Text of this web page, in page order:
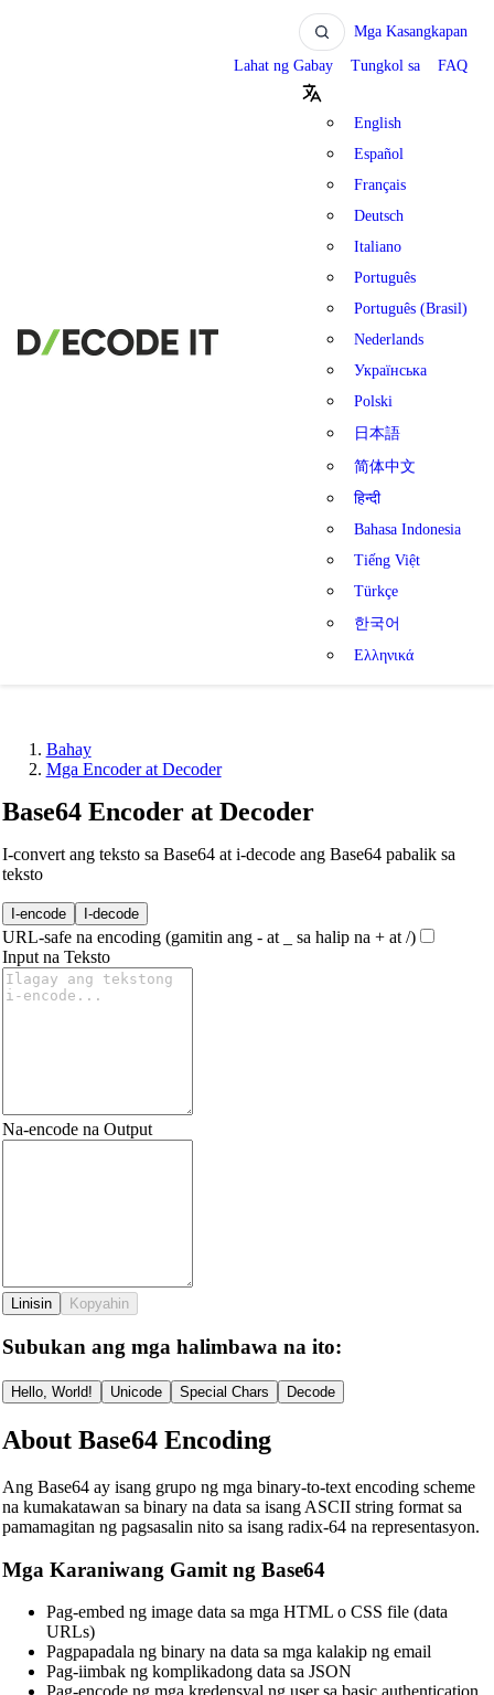
Mga Kasangkapan
Lahat ng Gabay Tungkol sa FAQ
English
Español
Français
Deutsch
Italiano
Português
Português (Brasil)
Nederlands
Українська
Polski
日本語
简体中文
हिन्दी
Bahasa Indonesia
Tiếng Việt
Türkçe
한국어
Ελληνικά
Bahay
Mga Encoder at Decoder
Base64 Encoder at Decoder
I-convert ang teksto sa Base64 at i-decode ang Base64 pabalik sa
teksto
I-encode I-decode
URL-safe na encoding (gamitin ang - at _ sa halip na + at /)
Input na Teksto
Na-encode na Output
Linisin Kopyahin
Subukan ang mga halimbawa na ito:
Hello, World! Unicode Special Chars Decode
About Base64 Encoding
Ang Base64 ay isang grupo ng mga binary-to-text encoding scheme
na kumakatawan sa binary na data sa isang ASCII string format sa
pamamagitan ng pagsasalin nito sa isang radix-64 na representasyon.
Mga Karaniwang Gamit ng Base64
Pag-embed ng image data sa mga HTML o CSS file (data
URLs)
Pagpapadala ng binary na data sa mga kalakip ng email
Pag-iimbak ng komplikadong data sa JSON